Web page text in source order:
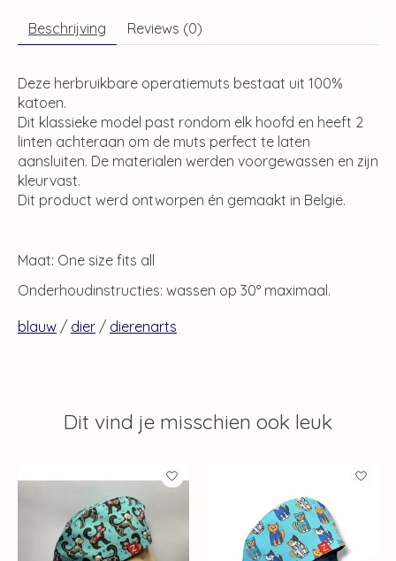
Beschrijving Reviews (0)
Deze herbruikbare operatiemuts bestaat uit 100%
katoen.
Dit klassieke model past rondom elk hoofd en heeft 2
linten achteraan om de muts perfect te laten
aansluiten. De materialen werden voorgewassen en zijn
kleurvast.
Dit product werd ontworpen én gemaakt in België.
Maat: One size fits all
Onderhoudinstructies: wassen op 30° maximaal.
blauw / dier / dierenarts
Dit vind je misschien ook leuk
Items van productcarrousel